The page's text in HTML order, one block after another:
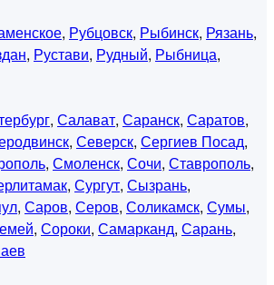
, Рубцовск, Рыбинск, Рязань,
, Рустави, Рудный, Рыбница,
, Салават, Саранск, Саратов,
, Северск, Сергиев Посад,
, Смоленск, Сочи, Ставрополь,
, Сургут, Сызрань,
, Саров, Серов, Соликамск, Сумы,
, Сороки, Самарканд, Сарань,